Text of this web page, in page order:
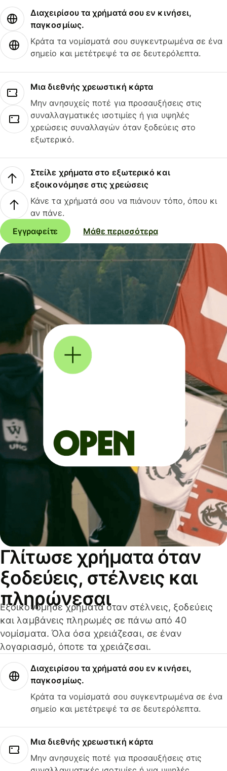
Διαχειρίσου τα χρήματά σου εν κινήσει,
παγκοσμίως.
Κράτα τα νομίσματά σου συγκεντρωμένα σε ένα
σημείο και μετέτρεψέ τα σε δευτερόλεπτα.
Μια διεθνής χρεωστική κάρτα
Μην ανησυχείς ποτέ για προσαυξήσεις στις
συναλλαγματικές ισοτιμίες ή για υψηλές
χρεώσεις συναλλαγών όταν ξοδεύεις στο
εξωτερικό.
Στείλε χρήματα στο εξωτερικό και
εξοικονόμησε στις χρεώσεις
Κάνε τα χρήματά σου να πιάνουν τόπο, όπου κι
αν πάνε.
Εγγραφείτε
Μάθε περισσότερα
Γλίτωσε χρήματα όταν
ξοδεύεις, στέλνεις και
πληρώνεσαι
Εξοικονόμησε χρήματα όταν στέλνεις, ξοδεύεις
και λαμβάνεις πληρωμές σε πάνω από 40
νομίσματα. Όλα όσα χρειάζεσαι, σε έναν
λογαριασμό, όποτε τα χρειάζεσαι.
Διαχειρίσου τα χρήματά σου εν κινήσει,
παγκοσμίως.
Κράτα τα νομίσματά σου συγκεντρωμένα σε ένα
σημείο και μετέτρεψέ τα σε δευτερόλεπτα.
Μια διεθνής χρεωστική κάρτα
Μην ανησυχείς ποτέ για προσαυξήσεις στις